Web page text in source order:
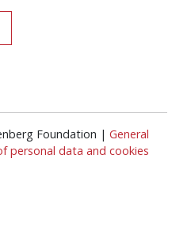
Foundation | General
personal data and cookies